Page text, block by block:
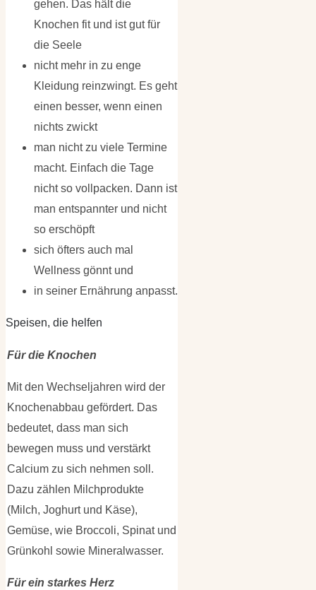
gehen. Das hält die
Knochen fit und ist gut für
die Seele
nicht mehr in zu enge
Kleidung reinzwingt. Es geht
einen besser, wenn einen
nichts zwickt
man nicht zu viele Termine
macht. Einfach die Tage
nicht so vollpacken. Dann ist
man entspannter und nicht
so erschöpft
sich öfters auch mal
Wellness gönnt und
in seiner Ernährung anpasst.
Speisen, die helfen
Für die Knochen
Mit den Wechseljahren wird der
Knochenabbau gefördert. Das
bedeutet, dass man sich
bewegen muss und verstärkt
Calcium zu sich nehmen soll.
Dazu zählen Milchprodukte
(Milch, Joghurt und Käse),
Gemüse, wie Broccoli, Spinat und
Grünkohl sowie Mineralwasser.
Für ein starkes Herz